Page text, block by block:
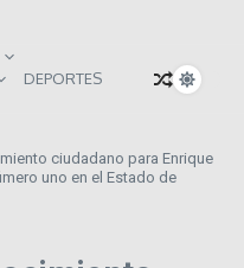
DEPORTES
ciudadano para Enrique
uno en el Estado de